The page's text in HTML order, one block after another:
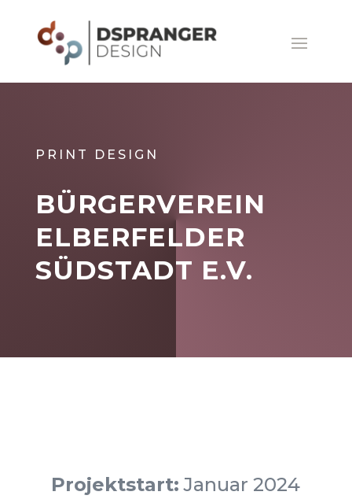
PRINT DESIGN
BÜRGERVEREIN
ELBERFELDER
SÜDSTADT E.V.
Projektstart: Januar 2024